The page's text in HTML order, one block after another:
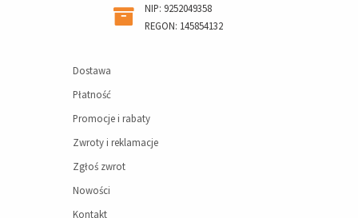
NIP: 9252049358
REGON: 145854132
Dostawa
Płatność
Promocje i rabaty
Zwroty i reklamacje
Zgłoś zwrot
Nowości
Kontakt